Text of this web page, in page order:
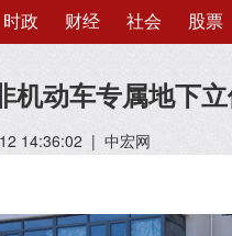
时政 财经 社会 股票
机动车专属地下
14:36:02 | 中宏网